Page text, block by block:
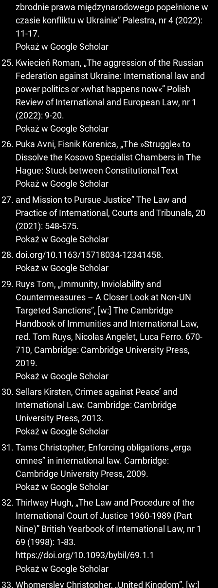
zbrodnie prawa międzynarodowego popełnione w
czasie konfliktu w Ukrainie” Palestra, nr 4 (2022):
11-17.
Pokaż w Google Scholar
Kwiecień Roman, „The aggression of the Russian
Federation against Ukraine: International law and
power politics or »what happens now«” Polish
Review of International and European Law, nr 1
(2022): 9-20.
Pokaż w Google Scholar
Puka Avni, Fisnik Korenica, „The »Struggle« to
Dissolve the Kosovo Specialist Chambers in The
Hague: Stuck between Constitutional Text
Pokaż w Google Scholar
and Mission to Pursue Justice” The Law and
Practice of International, Courts and Tribunals, 20
(2021): 548-575.
Pokaż w Google Scholar
doi.org/10.1163/15718034-12341458.
Pokaż w Google Scholar
Ruys Tom, „Immunity, Inviolability and
Countermeasures – A Closer Look at Non-UN
Targeted Sanctions”, [w:] The Cambridge
Handbook of Immunities and International Law,
red. Tom Ruys, Nicolas Angelet, Luca Ferro. 670-
710, Cambridge: Cambridge University Press,
2019.
Pokaż w Google Scholar
Sellars Kirsten, Crimes against Peace’ and
International Law. Cambridge: Cambridge
University Press, 2013.
Pokaż w Google Scholar
Tams Christopher, Enforcing obligations „erga
omnes” in international law. Cambridge:
Cambridge University Press, 2009.
Pokaż w Google Scholar
Thirlway Hugh, „The Law and Procedure of the
International Court of Justice 1960-1989 (Part
Nine)” British Yearbook of International Law, nr 1
69 (1998): 1-83.
https://doi.org/10.1093/bybil/69.1.1
Pokaż w Google Scholar
Whomersley Christopher, „United Kingdom”, [w:]